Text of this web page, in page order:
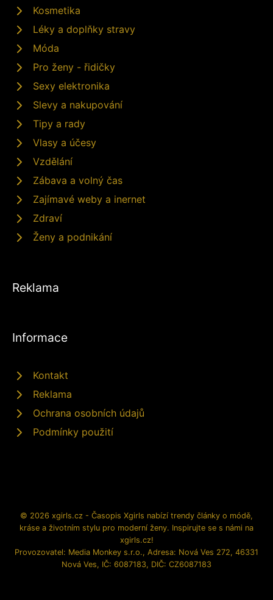
Kosmetika
Léky a doplňky stravy
Móda
Pro ženy - řidičky
Sexy elektronika
Slevy a nakupování
Tipy a rady
Vlasy a účesy
Vzdělání
Zábava a volný čas
Zajímavé weby a inernet
Zdraví
Ženy a podnikání
Reklama
Informace
Kontakt
Reklama
Ochrana osobních údajů
Podmínky použití
© 2026 xgirls.cz - Časopis Xgirls nabízí trendy články o módě,
kráse a životním stylu pro moderní ženy. Inspirujte se s námi na
xgirls.cz!
Provozovatel: Media Monkey s.r.o., Adresa: Nová Ves 272, 46331
Nová Ves, IČ: 6087183, DIČ: CZ6087183